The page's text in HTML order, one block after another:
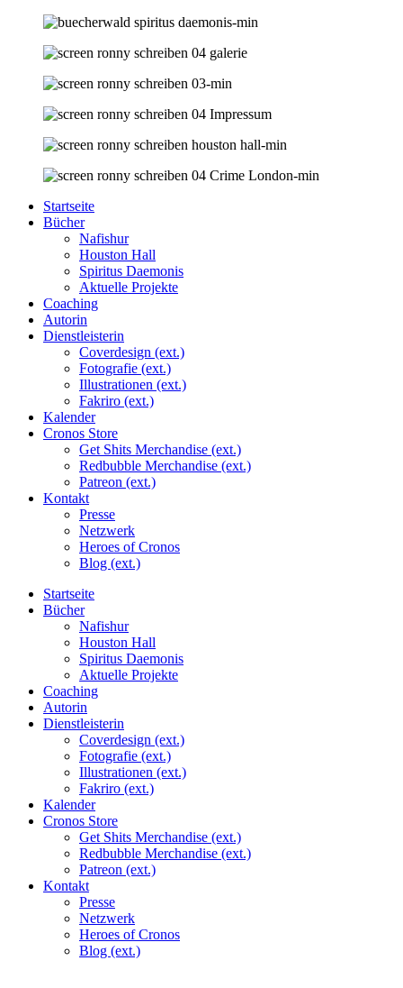
Startseite
Bücher
Nafishur
Houston Hall
Spiritus Daemonis
Aktuelle Projekte
Coaching
Autorin
Dienstleisterin
Coverdesign (ext.)
Fotografie (ext.)
Illustrationen (ext.)
Fakriro (ext.)
Kalender
Cronos Store
Get Shits Merchandise (ext.)
Redbubble Merchandise (ext.)
Patreon (ext.)
Kontakt
Presse
Netzwerk
Heroes of Cronos
Blog (ext.)
Startseite
Bücher
Nafishur
Houston Hall
Spiritus Daemonis
Aktuelle Projekte
Coaching
Autorin
Dienstleisterin
Coverdesign (ext.)
Fotografie (ext.)
Illustrationen (ext.)
Fakriro (ext.)
Kalender
Cronos Store
Get Shits Merchandise (ext.)
Redbubble Merchandise (ext.)
Patreon (ext.)
Kontakt
Presse
Netzwerk
Heroes of Cronos
Blog (ext.)